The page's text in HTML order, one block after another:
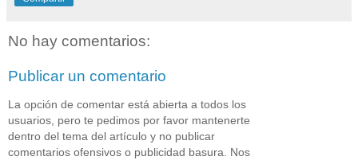
No hay comentarios:
Publicar un comentario
La opción de comentar está abierta a todos los
usuarios, pero te pedimos por favor mantenerte
dentro del tema del artículo y no publicar
comentarios ofensivos o publicidad basura. Nos